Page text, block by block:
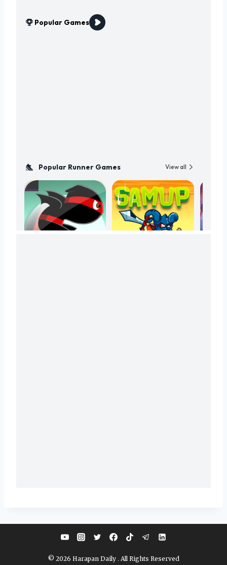
© 2026 Harapan Daily . All Rights Reserved